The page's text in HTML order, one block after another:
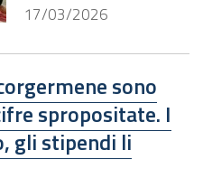
17/03/2026
sono
spropositate. I
gli stipendi li